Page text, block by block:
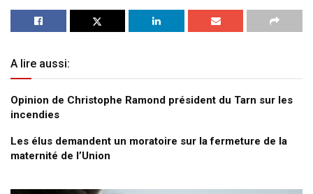
A lire aussi:
Opinion de Christophe Ramond président du Tarn sur les
incendies
Les élus demandent un moratoire sur la fermeture de la
maternité de l’Union